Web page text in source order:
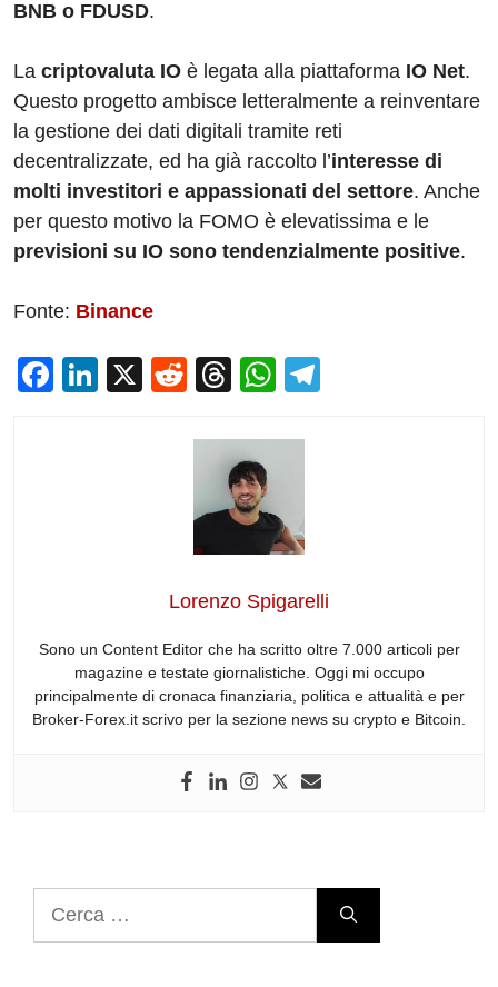
BNB o FDUSD.
La criptovaluta IO è legata alla piattaforma IO Net.
Questo progetto ambisce letteralmente a reinventare
la gestione dei dati digitali tramite reti
decentralizzate, ed ha già raccolto l’interesse di
molti investitori e appassionati del settore. Anche
per questo motivo la FOMO è elevatissima e le
previsioni su IO sono tendenzialmente positive.
Fonte: Binance
F
Li
X
R
d
t
T
e
a
d
s
W
at
A
p
p
Lorenzo Spigarelli
Sono un Content Editor che ha scritto oltre 7.000 articoli per
magazine e testate giornalistiche. Oggi mi occupo
principalmente di cronaca finanziaria, politica e attualità e per
Broker-Forex.it scrivo per la sezione news su crypto e Bitcoin.